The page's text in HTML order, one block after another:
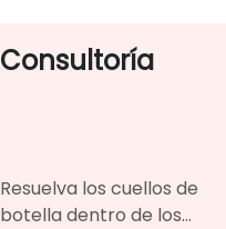
Consultoría
Resuelva los cuellos de
botella dentro de los